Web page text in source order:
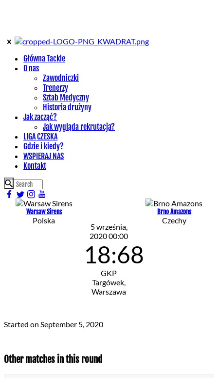
Główna Tackle
O nas
Zawodniczki
Trenerzy
Sztab Medyczny
Historia drużyny
Jak zacząć?
Jak wygląda rekrutacja?
LIGA CZESKA
Gdzie i kiedy?
WSPIERAJ NAS
Kontakt
Warsaw Sirens
Polska
5 września,
2020 00:00
18:68
GKP
Targówek,
Warszawa
Brno Amazons
Czechy
Started on September 5, 2020
Other matches in this round